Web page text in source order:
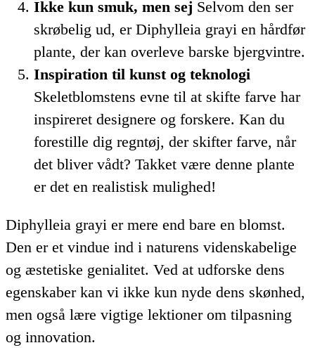
Ikke kun smuk, men sej Selvom den ser
skrøbelig ud, er Diphylleia grayi en hårdfør
plante, der kan overleve barske bjergvintre.
Inspiration til kunst og teknologi
Skeletblomstens evne til at skifte farve har
inspireret designere og forskere. Kan du
forestille dig regntøj, der skifter farve, når
det bliver vådt? Takket være denne plante
er det en realistisk mulighed!
Diphylleia grayi er mere end bare en blomst.
Den er et vindue ind i naturens videnskabelige
og æstetiske genialitet. Ved at udforske dens
egenskaber kan vi ikke kun nyde dens skønhed,
men også lære vigtige lektioner om tilpasning
og innovation.